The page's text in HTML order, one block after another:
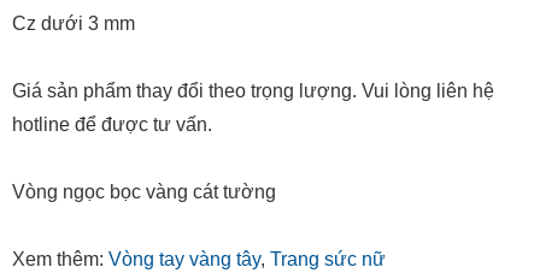
Cz dưới 3 mm
Giá sản phẩm thay đổi theo trọng lượng. Vui lòng liên hệ
hotline để được tư vấn.
Vòng ngọc bọc vàng cát tường
Xem thêm: Vòng tay vàng tây, Trang sức nữ